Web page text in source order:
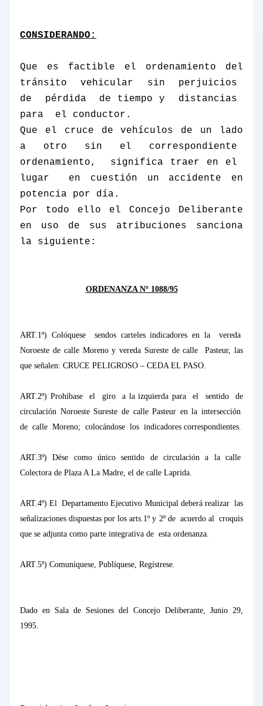
CONSIDERANDO:
Que es factible el ordenamiento del
tránsito vehicular sin perjuicios
de
pérdida de tiempo y
distancias
para
el conductor.
Que el cruce de vehículos de un lado
a otro sin el correspondiente
ordenamiento,
significa traer en el
lugar
en cuestión un accidente en
potencia por día.
Por todo ello el Concejo Deliberante
en uso de sus atribuciones sanciona
la siguiente:
ORDENANZA Nº 1088/95
ART.1º) Colóquese sendos carteles indicadores en la
vereda
Noroeste de calle Moreno y vereda Sureste de calle
Pasteur, las
que señalen: CRUCE PELIGROSO – CEDA EL PASO.
ART.2º) Prohíbase el giro a la izquierda para el sentido
de
circulación Noroeste Sureste de calle Pasteur en la intersección
de calle Moreno; colocándose los indicadores correspondientes.
ART.3º) Dése como único sentido de circulación a la calle
Colectora de Plaza ALa Madre , el de calle Laprida.
ART.4º) El Departamento Ejecutivo Municipal deberá realizar las
señalizaciones dispuestas por los arts.1º y 2º de acuerdo al croquis
que se adjunta como parte integrativa de esta ordenanza.
ART.5º) Comuníquese, Publíquese, Regístrese.
Dado en Sala de Sesiones del Concejo Deliberante, Junio 29,
1995.